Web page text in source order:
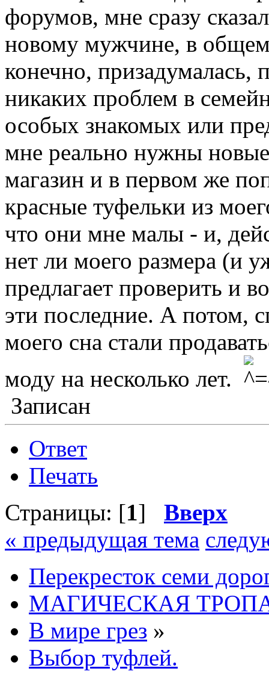
форумов, мне сразу
новому мужчине, в
конечно, призадумалась,
никаких проблем в
особых знакомых или
мне реально нужны
магазин и в первом же
красные туфельки из
что они мне малы - и,
нет ли моего размера (и
предлагает проверить и
эти последние. А потом,
моего сна стали
моду на несколько лет.
Записан
Ответ
Печать
Страницы: [1] Вверх
« предыдущая тема
Перекресток семи
МАГИЧЕСКАЯ
В мире грез »
Выбор туфлей.